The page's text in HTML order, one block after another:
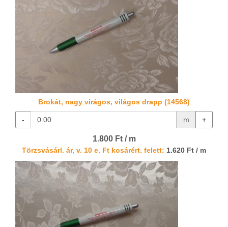
Brokát, nagy virágos, világos drapp (14568)
- m +
1.800 Ft / m
Törzsvásárl. ár, v. 10 e. Ft kosárért. felett: 1.620 Ft / m